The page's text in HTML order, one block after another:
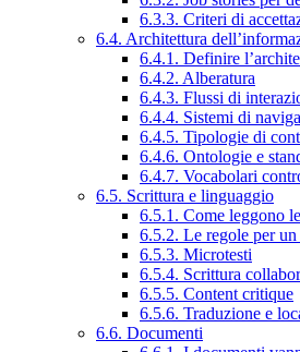
6.3.3. Criteri di
6.4. Architettura
6.4.1. Definire
6.4.2. Alberatura
6.4.3. Flussi di
6.4.4. Sistemi di
6.4.5. Tipologie di
6.4.6. Ontologie e
6.4.7. Vocabolari
6.5. Scrittura e linguaggio
6.5.1. Come leggono
6.5.2. Le regole per
6.5.3. Microtesti
6.5.4. Scrittura
6.5.5. Content critique
6.5.6. Traduzione e
6.6. Documenti